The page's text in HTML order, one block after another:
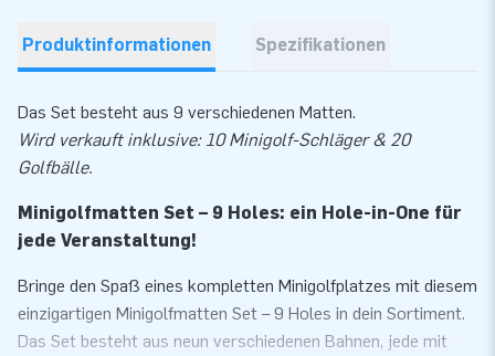
Produktinformationen Spezifikationen
Das Set besteht aus 9 verschiedenen Matten.
Wird verkauft inklusive: 10 Minigolf-Schläger & 20
Golfbälle.
Minigolfmatten Set – 9 Holes: ein Hole-in-One für
jede Veranstaltung!
Bringe den Spaß eines kompletten Minigolfplatzes mit diesem
einzigartigen Minigolfmatten Set – 9 Holes in dein Sortiment.
Das Set besteht aus neun verschiedenen Bahnen, jede mit